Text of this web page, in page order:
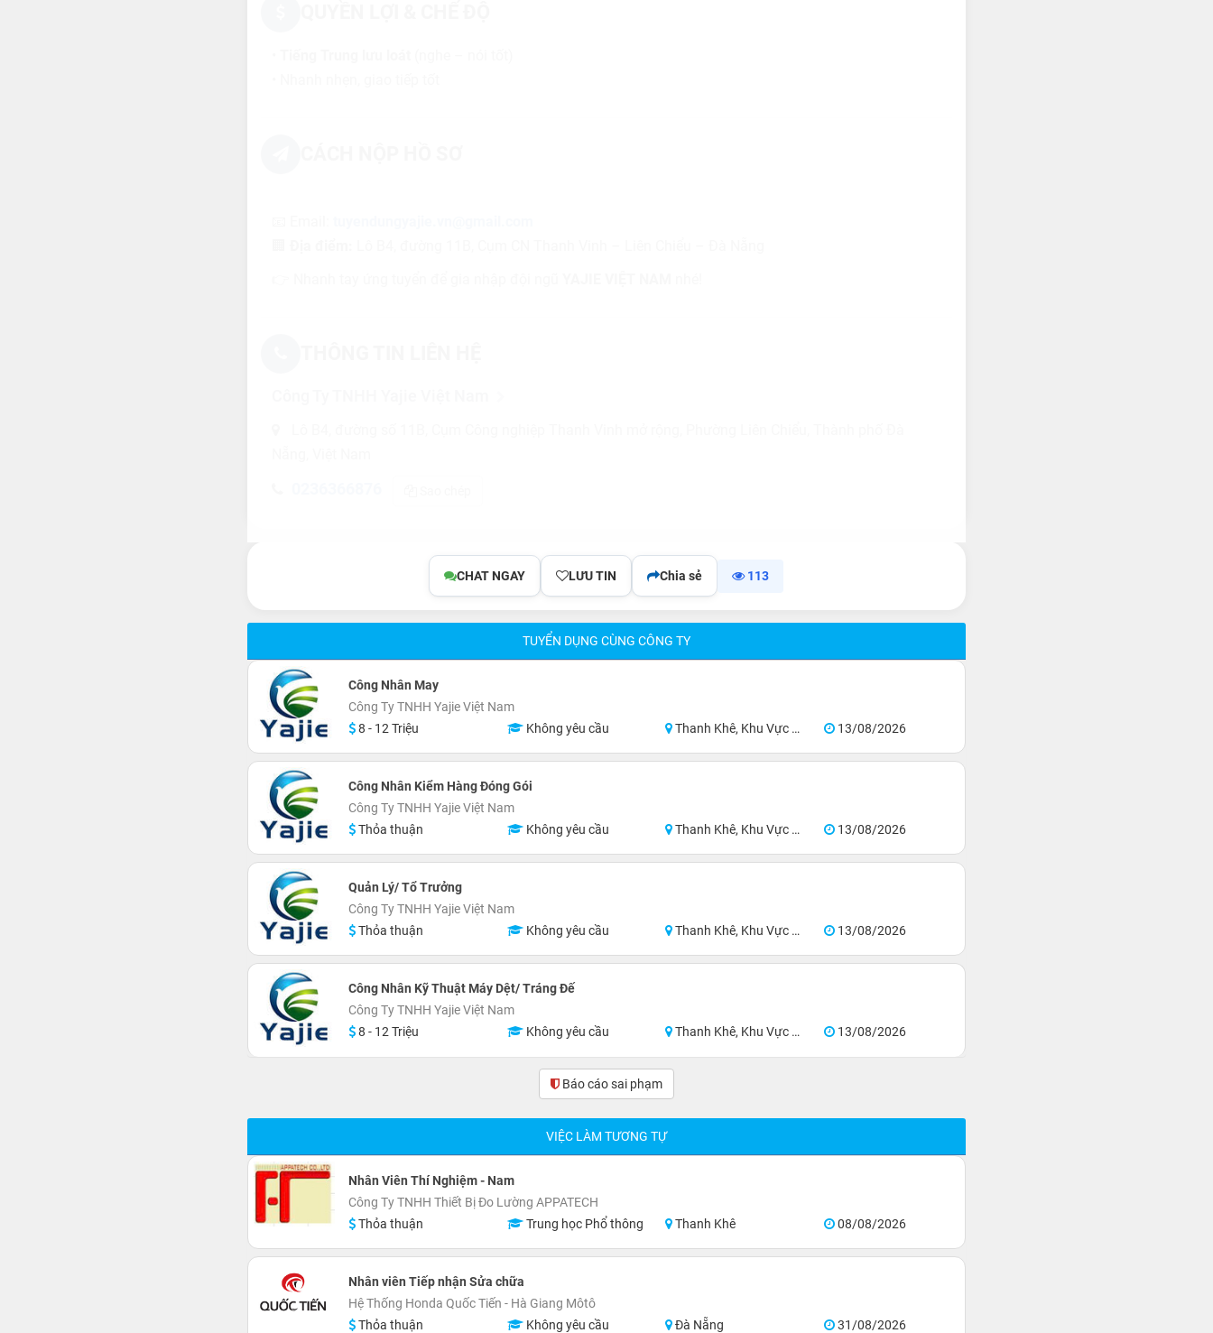
CHAT NGAY LƯU TIN Chia sẻ 113
TUYỂN DỤNG CÙNG CÔNG TY
Công Nhân May
Công Ty TNHH Yajie Việt Nam
8 - 12 Triệu
Không yêu cầu Thanh Khê, Khu Vực Lân Cận Đà Nẵng 13/08/2026
Công Nhân Kiểm Hàng Đóng Gói
Công Ty TNHH Yajie Việt Nam
Thỏa thuận
Không yêu cầu Thanh Khê, Khu Vực Lân Cận Đà Nẵng 13/08/2026
Quản Lý/ Tổ Trưởng
Công Ty TNHH Yajie Việt Nam
Thỏa thuận
Không yêu cầu Thanh Khê, Khu Vực Lân Cận Đà Nẵng 13/08/2026
Công Nhân Kỹ Thuật Máy Dệt/ Tráng Đế
Công Ty TNHH Yajie Việt Nam
8 - 12 Triệu
Không yêu cầu Thanh Khê, Khu Vực Lân Cận Đà Nẵng 13/08/2026
Báo cáo sai phạm
VIỆC LÀM TƯƠNG TỰ
Nhân Viên Thí Nghiệm - Nam
Công Ty TNHH Thiết Bị Đo Lường APPATECH
Thỏa thuận
Trung học Phổ thông Thanh Khê 08/08/2026
Nhân viên Tiếp nhận Sửa chữa
Hệ Thống Honda Quốc Tiến - Hà Giang Môtô
Thỏa thuận
Không yêu cầu Đà Nẵng 31/08/2026